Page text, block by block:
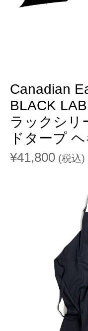
Canadian
BLACK
ラックシリ
ドタープ
¥41,800 (税込)